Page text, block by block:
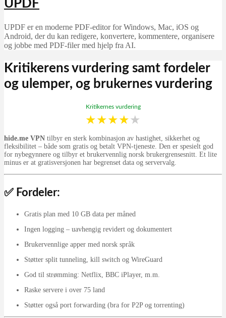
UPDF
UPDF er en moderne PDF-editor for Windows, Mac, iOS og
Android, der du kan redigere, konvertere, kommentere, organisere
og jobbe med PDF-filer med hjelp fra AI.
Kritikerens vurdering samt fordeler
og ulemper, og brukernes vurdering
Kritikernes vurdering
★★★★★
hide.me VPN tilbyr en sterk kombinasjon av hastighet, sikkerhet og
fleksibilitet – både som gratis og betalt VPN-tjeneste. Den er spesielt god
for nybegynnere og tilbyr et brukervennlig norsk brukergrensesnitt. Et lite
minus er at gratisversjonen har begrenset data og servervalg.
✅ Fordeler:
Gratis plan med 10 GB data per måned
Ingen logging – uavhengig revidert og dokumentert
Brukervennlige apper med norsk språk
Støtter split tunneling, kill switch og WireGuard
God til strømming: Netflix, BBC iPlayer, m.m.
Raske servere i over 75 land
Støtter også port forwarding (bra for P2P og torrenting)